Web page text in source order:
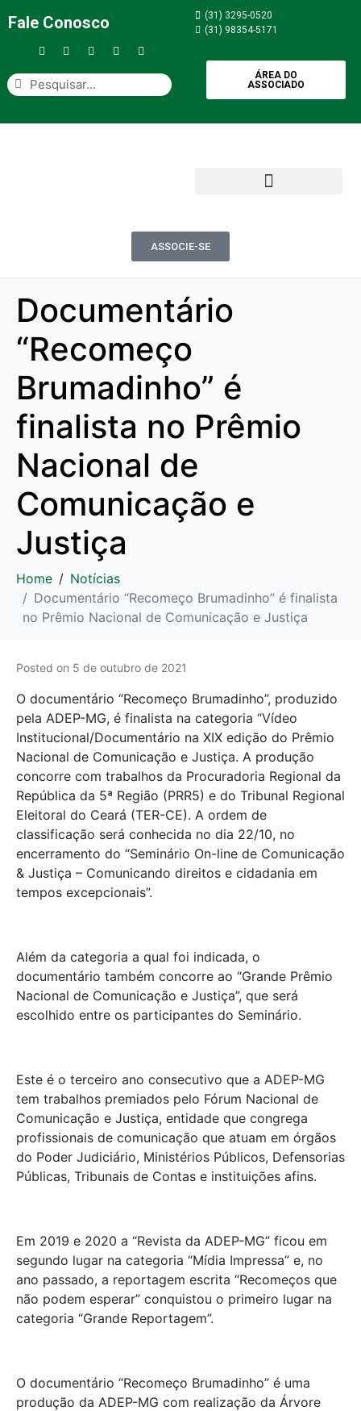
Fale Conosco
(31) 3295-0520
(31) 98354-5171
ÁREA DO
ASSOCIADO
ASSOCIE-SE
Documentário
“Recomeço
Brumadinho” é
finalista no Prêmio
Nacional de
Comunicação e
Justiça
Home
Notícias
Documentário “Recomeço Brumadinho” é finalista
no Prêmio Nacional de Comunicação e Justiça
Posted on 5 de outubro de 2021
O documentário “Recomeço Brumadinho”, produzido
pela ADEP-MG, é finalista na categoria “Vídeo
Institucional/Documentário na XIX edição do Prêmio
Nacional de Comunicação e Justiça. A produção
concorre com trabalhos da Procuradoria Regional da
República da 5ª Região (PRR5) e do Tribunal Regional
Eleitoral do Ceará (TER-CE). A ordem de
classificação será conhecida no dia 22/10, no
encerramento do “Seminário On-line de Comunicação
& Justiça – Comunicando direitos e cidadania em
tempos excepcionais”.
Além da categoria a qual foi indicada, o
documentário também concorre ao “Grande Prêmio
Nacional de Comunicação e Justiça”, que será
escolhido entre os participantes do Seminário.
Este é o terceiro ano consecutivo que a ADEP-MG
tem trabalhos premiados pelo Fórum Nacional de
Comunicação e Justiça, entidade que congrega
profissionais de comunicação que atuam em órgãos
do Poder Judiciário, Ministérios Públicos, Defensorias
Públicas, Tribunais de Contas e instituições afins.
Em 2019 e 2020 a “Revista da ADEP-MG” ficou em
segundo lugar na categoria “Mídia Impressa” e, no
ano passado, a reportagem escrita “Recomeços que
não podem esperar” conquistou o primeiro lugar na
categoria “Grande Reportagem”.
O documentário “Recomeço Brumadinho” é uma
produção da ADEP-MG com realização da Árvore